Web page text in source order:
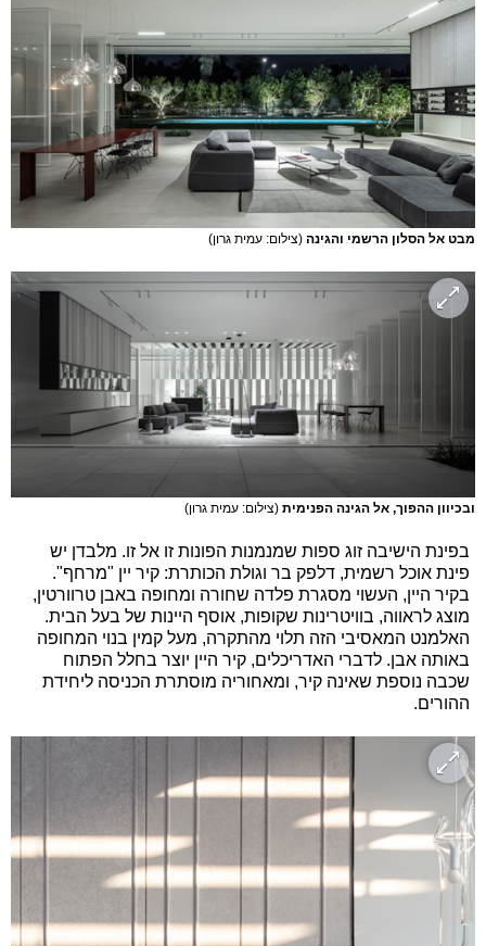
מבט אל הסלון הרשמי והגינה (צילום: עמית גרון)
ובכיוון ההפוך, אל הגינה הפנימית (צילום: עמית גרון)
בפינת הישיבה זוג ספות שמנמנות הפונות זו אל זו. מלבדן יש
פינת אוכל רשמית, דלפק בר וגולת הכותרת: קיר יין "מרחף".
בקיר היין, העשוי מסגרת פלדה שחורה ומחופה באבן טרוורטין,
מוצג לראווה, בוויטרינות שקופות, אוסף היינות של בעל הבית.
האלמנט המאסיבי הזה תלוי מהתקרה, מעל קמין בנוי המחופה
באותה אבן. לדברי האדריכלים, קיר היין יוצר בחלל הפתוח
שכבה נוספת שאינה קיר, ומאחוריה מוסתרת הכניסה ליחידת
ההורים.